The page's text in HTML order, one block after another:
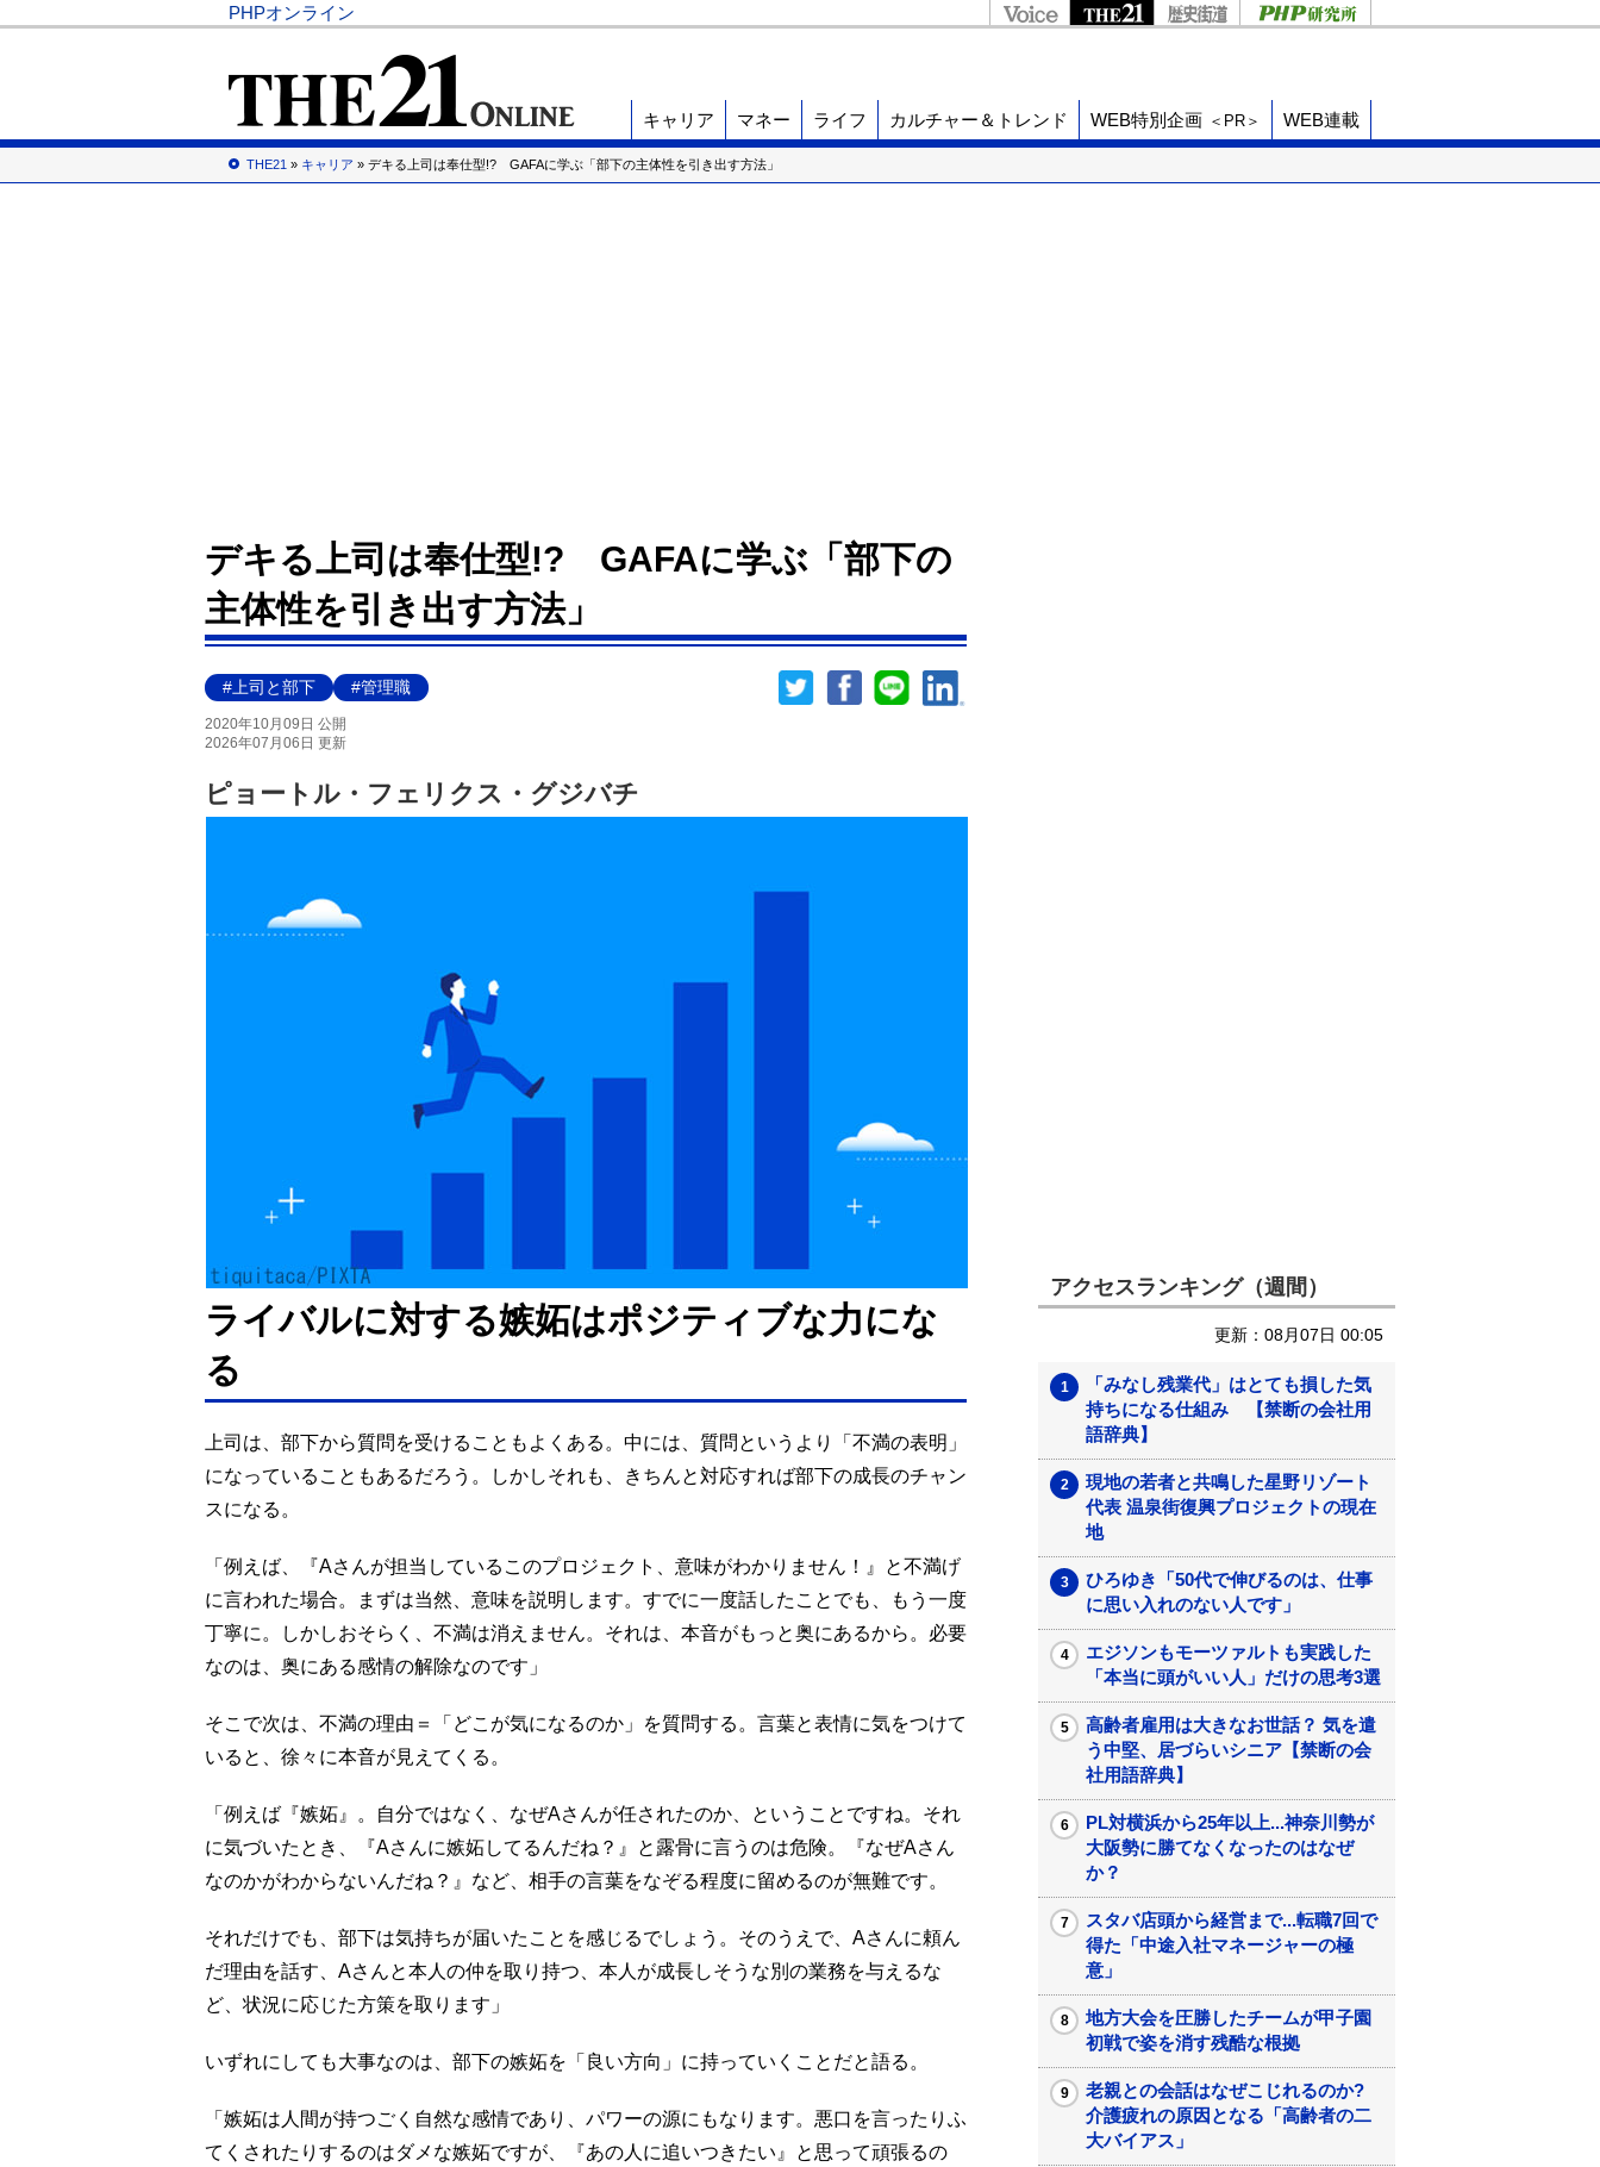
PHPオンライン
キャリア マネー ライフ カルチャー＆トレンド WEB特別企画 ＜PR＞ WEB連載
THE21 » キャリア » デキる上司は奉仕型!? GAFAに学ぶ「部下の主体性を引き出す方法」
デキる上司は奉仕型!? GAFAに学ぶ「部下の
主体性を引き出す方法」
#上司と部下 #管理職
2020年10月09日 公開
2026年07月06日 更新
ピョートル・フェリクス・グジバチ
ライバルに対する嫉妬はポジティブな力にな
る
上司は、部下から質問を受けることもよくある。中には、質問というより「不満の表明」
になっていることもあるだろう。しかしそれも、きちんと対応すれば部下の成長のチャン
スになる。
「例えば、『Aさんが担当しているこのプロジェクト、意味がわかりません！』と不満げ
に言われた場合。まずは当然、意味を説明します。すでに一度話したことでも、もう一度
丁寧に。しかしおそらく、不満は消えません。それは、本音がもっと奥にあるから。必要
なのは、奥にある感情の解除なのです」
そこで次は、不満の理由＝「どこが気になるのか」を質問する。言葉と表情に気をつけて
いると、徐々に本音が見えてくる。
「例えば『嫉妬』。自分ではなく、なぜAさんが任されたのか、ということですね。それ
に気づいたとき、『Aさんに嫉妬してるんだね？』と露骨に言うのは危険。『なぜAさん
なのかがわからないんだね？』など、相手の言葉をなぞる程度に留めるのが無難です。
それだけでも、部下は気持ちが届いたことを感じるでしょう。そのうえで、Aさんに頼ん
だ理由を話す、Aさんと本人の仲を取り持つ、本人が成長しそうな別の業務を与えるな
ど、状況に応じた方策を取ります」
いずれにしても大事なのは、部下の嫉妬を「良い方向」に持っていくことだと語る。
「嫉妬は人間が持つごく自然な感情であり、パワーの源にもなります。悪口を言ったりふ
てくされたりするのはダメな嫉妬ですが、『あの人に追いつきたい』と思って頑張るの
アクセスランキング（週間）
更新：08月07日 00:05
「みなし残業代」はとても損した気
持ちになる仕組み 【禁断の会社用
語辞典】
現地の若者と共鳴した星野リゾート
代表 温泉街復興プロジェクトの現在
地
ひろゆき「50代で伸びるのは、仕事
に思い入れのない人です」
エジソンもモーツァルトも実践した
「本当に頭がいい人」だけの思考3選
高齢者雇用は大きなお世話？ 気を遣
う中堅、居づらいシニア【禁断の会
社用語辞典】
PL対横浜から25年以上...神奈川勢が
大阪勢に勝てなくなったのはなぜ
か？
スタバ店頭から経営まで...転職7回で
得た「中途入社マネージャーの極
意」
地方大会を圧勝したチームが甲子園
初戦で姿を消す残酷な根拠
老親との会話はなぜこじれるのか?
介護疲れの原因となる「高齢者の二
大バイアス」